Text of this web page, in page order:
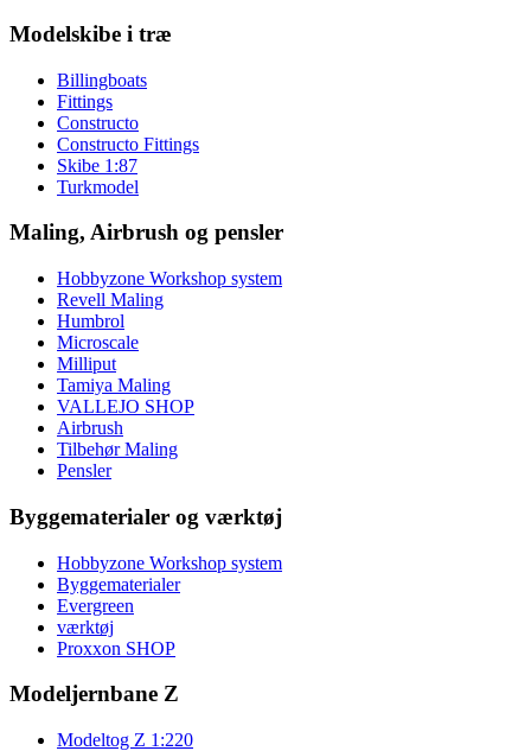
Modelskibe i træ
Billingboats
Fittings
Constructo
Constructo Fittings
Skibe 1:87
Turkmodel
Maling, Airbrush og pensler
Hobbyzone Workshop system
Revell Maling
Humbrol
Microscale
Milliput
Tamiya Maling
VALLEJO SHOP
Airbrush
Tilbehør Maling
Pensler
Byggematerialer og værktøj
Hobbyzone Workshop system
Byggematerialer
Evergreen
værktøj
Proxxon SHOP
Modeljernbane Z
Modeltog Z 1:220